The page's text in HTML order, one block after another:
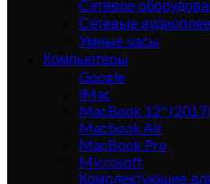
Сетевое
Сетевые
Умные часы
Компьютеры
Google
iMac
MacBook 12" (2017)
Macbook Air
MacBook Pro
Microsoft
Комплектующие